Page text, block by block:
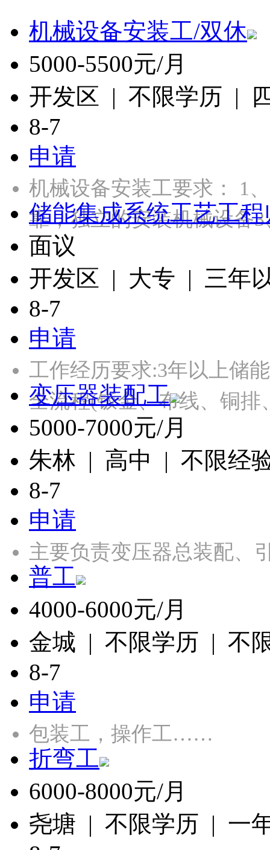
机械设备安装工/双休
5000-5500元/月
开发区 | 不限学历 |
8-7
申请
机械设备安装工要求： 1
靠，独立的安装机械设
储能集成系统工艺工程
面议
开发区 | 大专 | 三年
8-7
申请
工作经历要求:3年以上储
全流程(钣金、布线、铜
变压器装配工
5000-7000元/月
朱林 | 高中 | 不限经
8-7
申请
主要负责变压器总装配
普工
4000-6000元/月
金城 | 不限学历 | 不
8-7
申请
包装工，操作工……
折弯工
6000-8000元/月
尧塘 | 不限学历 | 一